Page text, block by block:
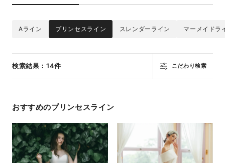
Aライン プリンセスライン スレンダーライン マーメイドラ
検索結果：14件 こだわり検索
おすすめのプリンセスライン